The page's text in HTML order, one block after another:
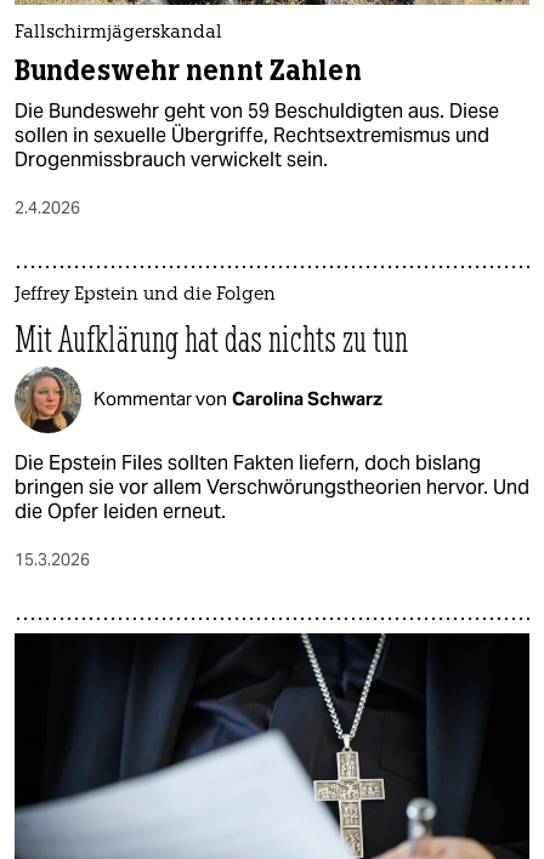
Fallschirmjägerskandal
Bundeswehr nennt Zahlen
Die Bundeswehr geht von 59 Beschuldigten aus. Diese
sollen in sexuelle Übergriffe, Rechtsextremismus und
Drogenmissbrauch verwickelt sein.
2.4.2026
Jeffrey Epstein und die Folgen
Mit Aufklärung hat das nichts zu tun
Kommentar von Carolina Schwarz
Die Epstein Files sollten Fakten liefern, doch bislang
bringen sie vor allem Verschwörungstheorien hervor. Und
die Opfer leiden erneut.
15.3.2026